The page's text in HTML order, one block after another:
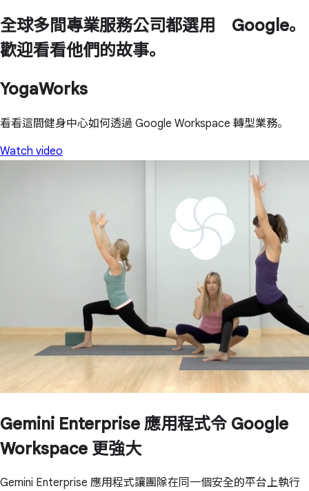
全球多間專業服務公司都選用 Google。
歡迎看看他們的故事。
YogaWorks
看看這間健身中心如何透過 Google Workspace 轉型業務。
Watch video
Gemini Enterprise 應用程式令 Google
Workspace 更強大
Gemini Enterprise 應用程式讓團隊在同一個安全的平台上執行